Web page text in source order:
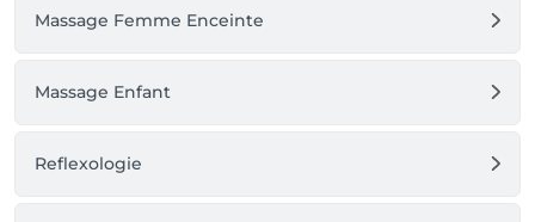
Massage Femme Enceinte
Massage Enfant
Reflexologie